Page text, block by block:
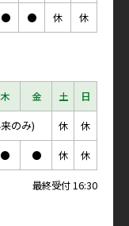
● ● 休 休
木 金 土 日
のみ) 休 休
● ● 休 休
最終受付 16:30